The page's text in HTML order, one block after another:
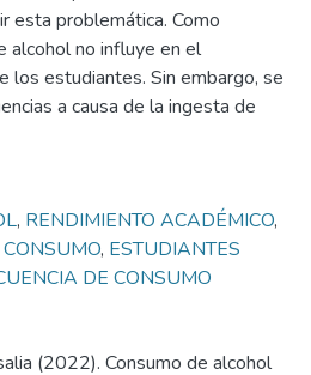
esta problemática. Como
alcohol no influye en el
los estudiantes. Sin embargo, se
a causa de la ingesta de
, RENDIMIENTO ACADÉMICO,
, ESTUDIANTES
DE CONSUMO
(2022). Consumo de alcohol